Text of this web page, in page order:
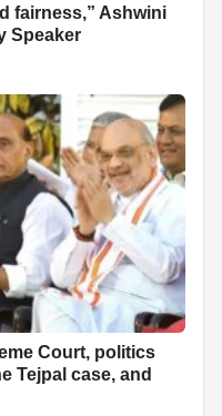
fairness,” Ashwini
Speaker
Court, politics
Tejpal case, and